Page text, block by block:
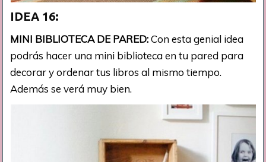
IDEA 16:
MINI BIBLIOTECA DE PARED:Con esta genial idea
podrás hacer una mini biblioteca en tu pared para
decorar y ordenar tus libros al mismo tiempo.
Además se verá muy bien.